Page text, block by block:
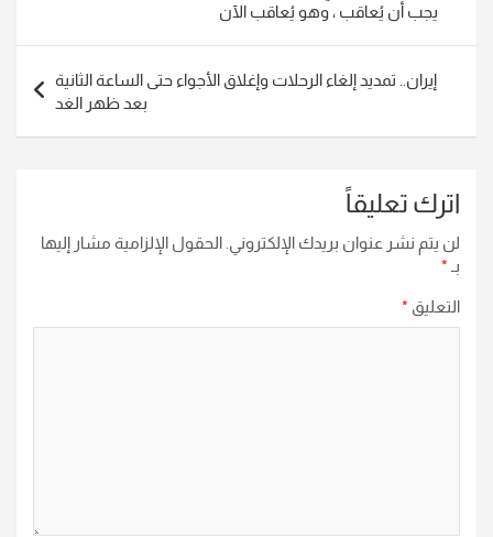
يجب أن يُعاقب ، وهو يُعاقب الآن
إيران.. تمديد إلغاء الرحلات وإغلاق الأجواء حتى الساعة الثانية
بعد ظهر الغد
اترك تعليقاً
لن يتم نشر عنوان بريدك الإلكتروني. الحقول الإلزامية مشار إليها
بـ *
التعليق *